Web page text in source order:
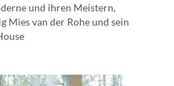
und ihren Meistern,
Mies van der Rohe und sein